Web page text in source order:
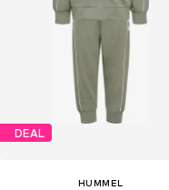
DEAL
HUMMEL